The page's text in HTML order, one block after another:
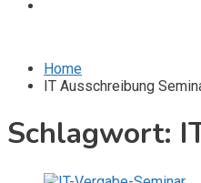
Home
IT Ausschreibung
Schlagwort: